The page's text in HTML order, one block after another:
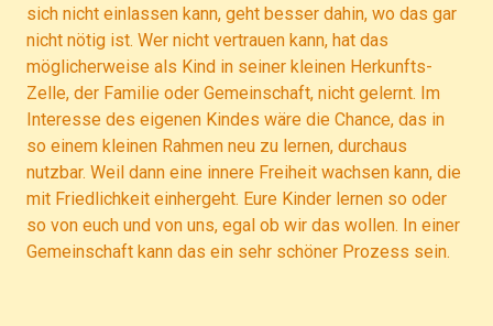
sich nicht einlassen kann, geht besser dahin, wo das gar
nicht nötig ist. Wer nicht vertrauen kann, hat das
möglicherweise als Kind in seiner kleinen Herkunfts-
Zelle, der Familie oder Gemeinschaft, nicht gelernt. Im
Interesse des eigenen Kindes wäre die Chance, das in
so einem kleinen Rahmen neu zu lernen, durchaus
nutzbar. Weil dann eine innere Freiheit wachsen kann, die
mit Friedlichkeit einhergeht. Eure Kinder lernen so oder
so von euch und von uns, egal ob wir das wollen. In einer
Gemeinschaft kann das ein sehr schöner Prozess sein.